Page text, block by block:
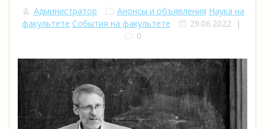
Администратор Анонсы и объявления Наука на
факультете События на факультете 29.06.2022 |
0